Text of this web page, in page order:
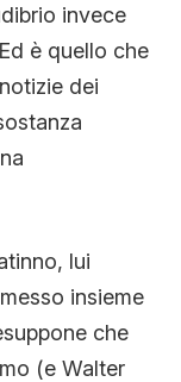
invece
è quello che
dei
lui
insieme
che
(e Walter